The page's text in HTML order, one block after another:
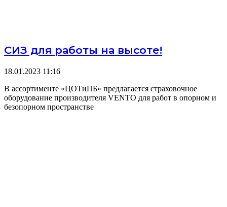
СИЗ для работы на высоте!
18.01.2023 11:16
В ассортименте «ЦОТиПБ» предлагается страховочное
оборудование производителя VENTO для работ в опорном и
безопорном пространстве